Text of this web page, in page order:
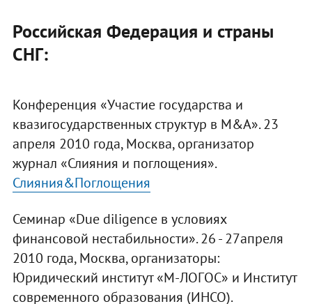
Российская Федерация и страны
СНГ:
Конференция «Участие государства и
квазигосударственных структур в M&A». 23
апреля 2010 года, Москва, организатор
журнал «Слияния и поглощения».
Слияния&Поглощения
Семинар «Due diligence в условиях
финансовой нестабильности». 26 - 27апреля
2010 года, Москва, организаторы:
Юридический институт «М-ЛОГОС» и Институт
cовременного oбразования (ИНСО).